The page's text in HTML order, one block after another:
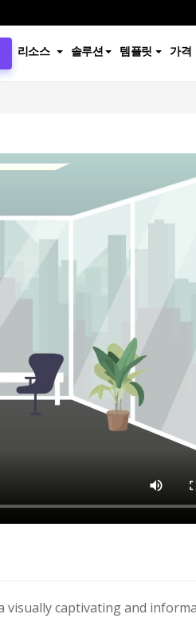
리소스 솔루션 템플릿 가격
visually captivating and